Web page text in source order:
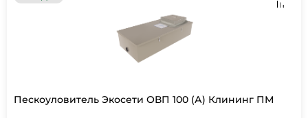
Пескоуловитель Экосети ОВП 100 (А) Клининг ПМ